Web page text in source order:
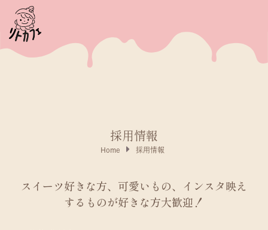
採用情報
Home 採用情報
スイーツ好きな方、可愛いもの、
インスタ映え
するものが好きな方大歓迎！